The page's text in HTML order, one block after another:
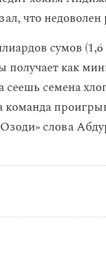
что недоволен
сумов
получает как
семена
слова